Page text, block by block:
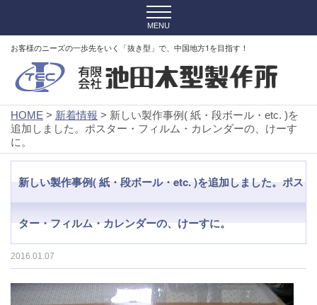
お客様のニーズの一歩先をいく「抜き型」で、中国地方1を目指す！
HOME > 新着情報 > 新しい製作事例( 紙・段ボール・etc. )を
追加しました。ポスター・フィルム・カレンダーの、けーす
に。
新しい製作事例( 紙・段ボール・etc. )を追加しました。ポス
ター・フィルム・カレンダーの、けーすに。
2016.01.07